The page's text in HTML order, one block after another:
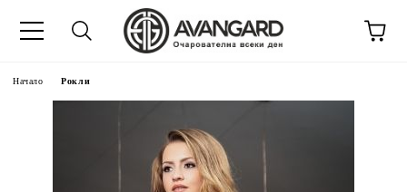
Начало Рокли